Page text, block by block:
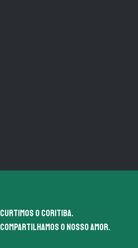
Curtimos o coritiba.
Compartilhamos o nosso amor.